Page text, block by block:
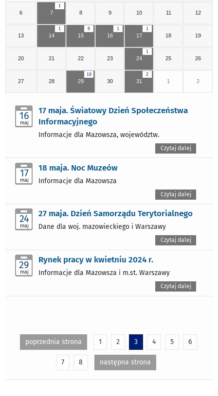
6
1
7 8 9 10 11 12
13
1
14
6
15
1
16
1
17 18 19
20 21 22 23
1
24 25 26
27 28
19
29 30
2
31 1 2
16
maj
17 maja. Światowy Dzień Społeczeństwa
Informacyjnego
Informacje dla Mazowsza, województw.
Czytaj dalej
17
maj
18 maja. Noc Muzeów
Informacje dla Mazowsza
Czytaj dalej
24
maj
27 maja. Dzień Samorządu Terytorialnego
Dane dla woj. mazowieckiego i Warszawy
Czytaj dalej
29
maj
Rynek pracy w kwietniu 2024 r.
Informacje dla Mazowsza i m.st. Warszawy
Czytaj dalej
poprzednia strona 1 2 3 4 5 6
7 8 następna strona